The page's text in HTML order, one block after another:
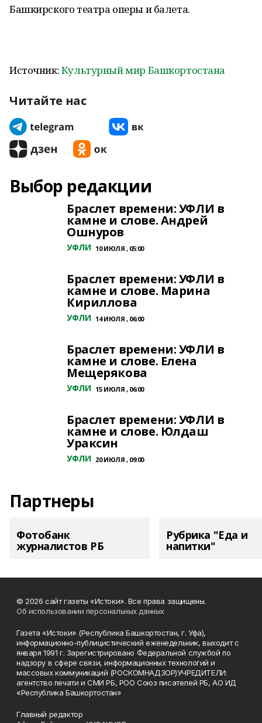
Башкирского театра оперы и балета.
Источник:Культурный мир Башкортостана
Читайте нас
Выбор редакции
Браслет времени: УФЛИ в
камне и слове. Андрей
Ошнуров
УФЛИ 10 ИЮЛЯ , 05:00
Браслет времени: УФЛИ в
камне и слове. Марина
Кириллова
УФЛИ 14 ИЮЛЯ , 06:00
Браслет времени: УФЛИ в
камне и слове. Елена
Мещерякова
УФЛИ 15 ИЮЛЯ , 06:00
Браслет времени: УФЛИ в
камне и слове. Юлдаш
Ураксин
УФЛИ 20 ИЮЛЯ , 09:00
Партнеры
Фотобанк
журналистов РБ
Рубрика "Еда и
напитки"
© 2026 сайт газеты «Истоки». Все права защищены.
Об использовании персональных данных
Газета «Истоки» (Республика Башкортостан, г. Уфа),
информационно-публицистический еженедельник, выходит с
января 1991 г. Зарегистрировано Федеральной службой по
надзору в сфере связи, информационных технологий и
массовых коммуникаций (РОСКОМНАДЗОР)УЧРЕДИТЕЛИ:
агентство печати и СМИ РБ, РОО Союз писателей РБ, АО ИД
«Республика Башкортостан»
Главный редактор